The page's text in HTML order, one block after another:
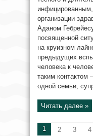
организации
Аданом
посвященной
на круизном
предыдущих
человека к
таким контактом
одной семьи,
Читать далее »
1 2 3 4